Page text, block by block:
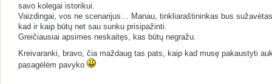
savo kolegai istorikui.
Vaizdingai, vos ne scenarijus… Manau, tinkliaraštininkas bus
kad ir kaip būtų net sau sunku prisipažinti.
Greičiausiai apsimes neskaitęs, kas būtų negražu.
Kreivaranki, bravo, čia maždaug tas pats, kaip kad musę pakaustyti
pasagėlėm pavyko